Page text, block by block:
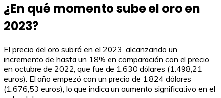
¿En qué momento sube el oro en
2023?
El precio del oro subirá en el 2023, alcanzando un
incremento de hasta un 18% en comparación con el precio
en octubre de 2022, que fue de 1.630 dólares (1.498,21
euros). El año empezó con un precio de 1.824 dólares
(1.676,53 euros), lo que indica un aumento significativo en el